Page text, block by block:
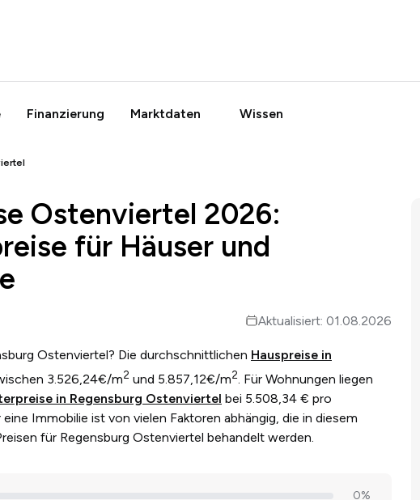
Finanzierung Marktdaten Wissen
Ostenviertel 2026:
für Häuser und
Aktualisiert: 01.08.2026
Ostenviertel? Die durchschnittlichen Hauspreise in
3.526,24€/m2 und 5.857,12€/m2. Für Wohnungen liegen
in Regensburg Ostenviertel bei 5.508,34 € pro
Immobilie ist von vielen Faktoren abhängig, die in diesem
für Regensburg Ostenviertel behandelt werden.